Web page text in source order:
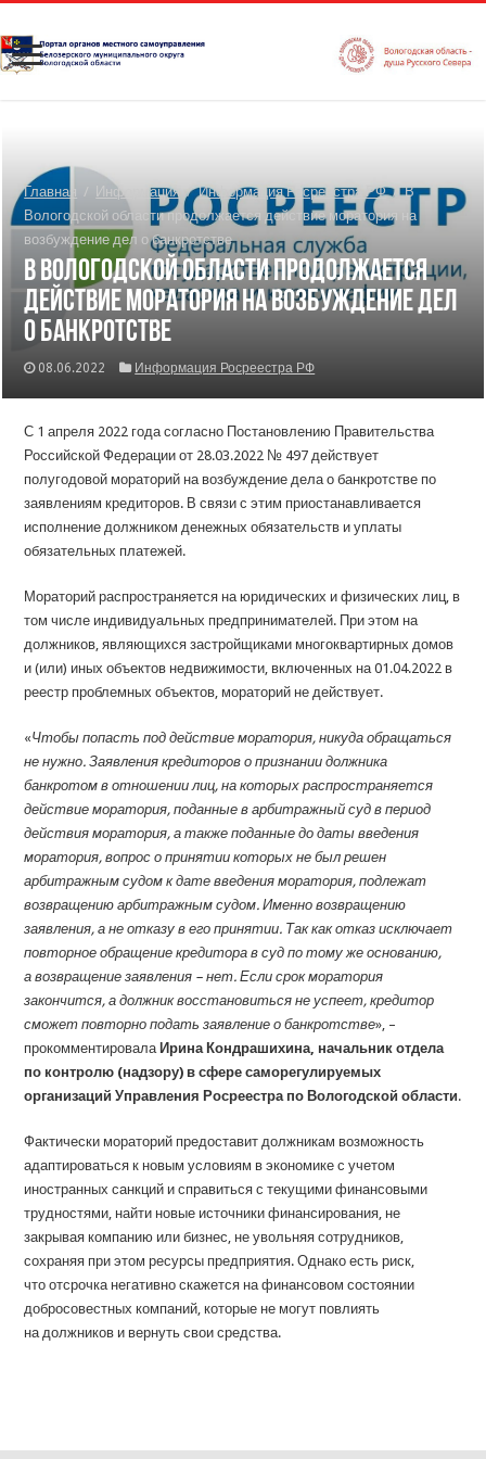
Главная / Информация / Информация Росреестра РФ /
В
Вологодской области продолжается действие моратория на
возбуждение дел о банкротстве
В Вологодской области продолжается
действие моратория на возбуждение дел
о банкротстве
08.06.2022 Информация Росреестра РФ
С 1 апреля 2022 года согласно Постановлению Правительства
Российской Федерации от 28.03.2022 № 497 действует
полугодовой мораторий на возбуждение дела о банкротстве по
заявлениям кредиторов. В связи с этим приостанавливается
исполнение должником денежных обязательств и уплаты
обязательных платежей.
Мораторий распространяется на юридических и физических лиц, в
том числе индивидуальных предпринимателей. При этом на
должников, являющихся застройщиками многоквартирных домов
и (или) иных объектов недвижимости, включенных на 01.04.2022 в
реестр проблемных объектов, мораторий не действует.
«Чтобы попасть под действие моратория, никуда обращаться
не нужно. Заявления кредиторов о признании должника
банкротом в отношении лиц, на которых распространяется
действие моратория, поданные в арбитражный суд в период
действия моратория, а также поданные до даты введения
моратория, вопрос о принятии которых не был решен
арбитражным судом к дате введения моратория, подлежат
возвращению арбитражным судом. Именно возвращению
заявления, а не отказу в его принятии. Так как отказ исключает
повторное обращение кредитора в суд по тому же основанию,
а возвращение заявления – нет. Если срок моратория
закончится, а должник восстановиться не успеет, кредитор
сможет повторно подать заявление о банкротстве», –
прокомментировала Ирина Кондрашихина, начальник отдела
по контролю (надзору) в сфере саморегулируемых
организаций Управления Росреестра по Вологодской области.
Фактически мораторий предоставит должникам возможность
адаптироваться к новым условиям в экономике с учетом
иностранных санкций и справиться с текущими финансовыми
трудностями, найти новые источники финансирования, не
закрывая компанию или бизнес, не увольняя сотрудников,
сохраняя при этом ресурсы предприятия. Однако есть риск,
что отсрочка негативно скажется на финансовом состоянии
добросовестных компаний, которые не могут повлиять
на должников и вернуть свои средства.